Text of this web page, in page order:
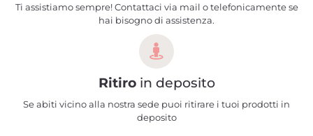
Ti assistiamo sempre! Contattaci via mail o telefonicamente se
hai bisogno di assistenza.
Ritiroin deposito
Se abiti vicino alla nostra sede puoi ritirare i tuoi prodotti in
deposito